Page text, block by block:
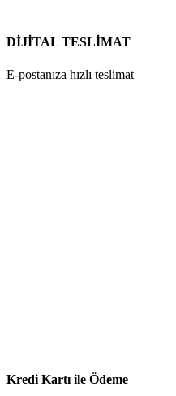
DİJİTAL TESLİMAT
E-postanıza hızlı teslimat
Kredi Kartı ile Ödeme